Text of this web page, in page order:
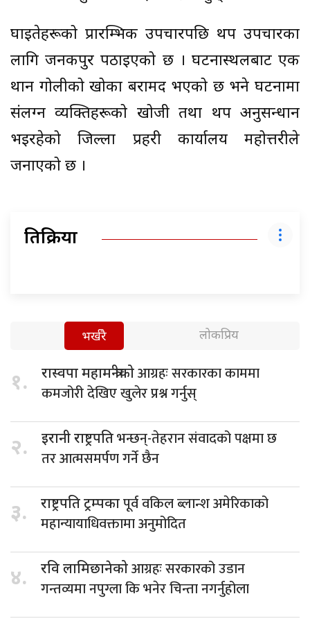
घाइतेहरूको प्रारम्भिक उपचारपछि थप उपचारका
लागि जनकपुर पठाइएको छ । घटनास्थलबाट एक
थान गोलीको खोका बरामद भएको छ भने घटनामा
संलग्न व्यक्तिहरूको खोजी तथा थप अनुसन्धान
भइरहेको जिल्ला प्रहरी कार्यालय महोत्तरीले
जनाएको छ ।
प्रतिक्रिया
भर्खरै लोकप्रिय
१. रास्वपा महामन्त्रीकोआग्रहः सरकारका काममा
कमजोरी देखिए खुलेर प्रश्न गर्नुस्
२. इरानी राष्ट्रपतिभन्छन्-तेहरान संवादको पक्षमा छ
तर आत्मसमर्पण गर्ने छैन
३. राष्ट्रपति ट्रम्पकापूर्व वकिल ब्लान्श अमेरिकाको
महान्यायाधिवक्तामा अनुमोदित
४. रवि लामिछानेकोआग्रहः सरकारको उडान
गन्तव्यमा नपुग्ला कि भनेर चिन्ता नगर्नुहोला